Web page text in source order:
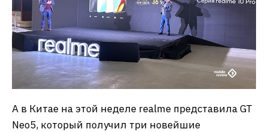
А в Китае на этой неделе realme представила GT
Neo5, который получил три новейшие